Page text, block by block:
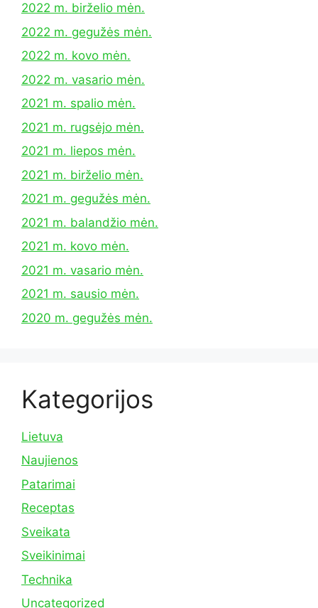
2022 m. birželio mėn.
2022 m. gegužės mėn.
2022 m. kovo mėn.
2022 m. vasario mėn.
2021 m. spalio mėn.
2021 m. rugsėjo mėn.
2021 m. liepos mėn.
2021 m. birželio mėn.
2021 m. gegužės mėn.
2021 m. balandžio mėn.
2021 m. kovo mėn.
2021 m. vasario mėn.
2021 m. sausio mėn.
2020 m. gegužės mėn.
Kategorijos
Lietuva
Naujienos
Patarimai
Receptas
Sveikata
Sveikinimai
Technika
Uncategorized